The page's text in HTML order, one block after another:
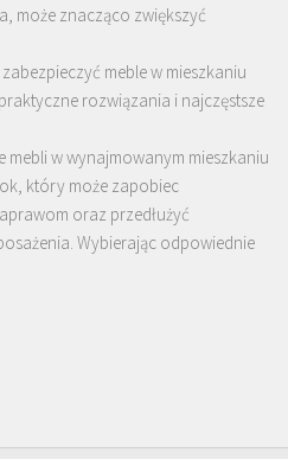
może znacząco zwiększyć
meble w mieszkaniu
rozwiązania i najczęstsze
mebli w wynajmowanym mieszkaniu
który może zapobiec
oraz przedłużyć
Wybierając odpowiednie